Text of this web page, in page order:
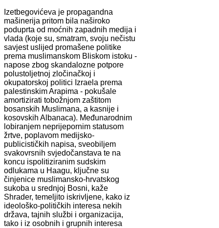
Izetbegovićeva je propagandna
mašinerija pritom bila naširoko
poduprta od moćnih zapadnih medija i
vlada (koje su, smatram, svoju nečistu
savjest uslijed promašene politike
prema muslimanskom Bliskom istoku -
napose zbog skandalozne potpore
polustoljetnoj zločinačkoj i
okupatorskoj politici Izraela prema
palestinskim Arapima - pokušale
amortizirati tobožnjom zaštitom
bosanskih Muslimana, a kasnije i
kosovskih Albanaca). Međunarodnim
lobiranjem neprijepornim statusom
žrtve, poplavom medijsko-
publicističkih napisa, sveobiljem
svakovrsnih svjedočanstava te na
koncu ispolitiziranim sudskim
odlukama u Haagu, ključne su
činjenice muslimansko-hrvatskog
sukoba u srednjoj Bosni, kaže
Shrader, temeljito iskrivljene, kako iz
ideološko-političkih interesa nekih
država, tajnih službi i organizacija,
tako i iz osobnih i grupnih interesa